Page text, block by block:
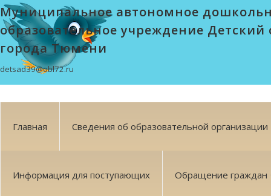
Муниципальное автономное
образовательное учреждение Детский
города Тюмени
detsad39@obl72.ru
Главная Сведения об образовательной организации
Информация для поступающих Обращение граждан